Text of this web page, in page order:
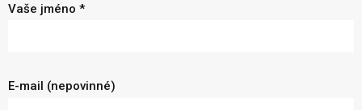
Vaše jméno *
E-mail (nepovinné)